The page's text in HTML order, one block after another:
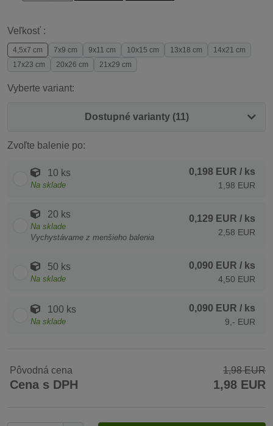
Veľkosť :
4,5x7 cm 7x9 cm 9x11 cm 10x15 cm 13x18 cm
14x21 cm
17x23 cm
20x26 cm 21x29 cm
Vyberte variant:
Dostupné varianty (11)
Zvoľte balenie po:
10 ks
Na sklade
0,198 EUR / ks
1,98 EUR
20 ks
Na sklade
Vychystávame z menšieho balenia
0,129 EUR / ks
2,58 EUR
50 ks
Na sklade
0,090 EUR / ks
4,50 EUR
100 ks
Na sklade
0,090 EUR / ks
9,- EUR
Pôvodná cena 1,98 EUR
Cena s DPH 1,98 EUR